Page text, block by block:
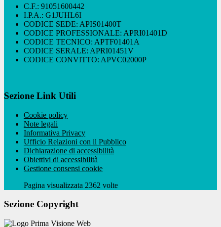
C.F.: 91051600442
I.P.A.: G1JUHL6I
CODICE SEDE: APIS01400T
CODICE PROFESSIONALE: APRI01401D
CODICE TECNICO: APTF01401A
CODICE SERALE: APRI01451V
CODICE CONVITTO: APVC02000P
Sezione Link Utili
Cookie policy
Note legali
Informativa Privacy
Ufficio Relazioni con il Pubblico
Dichiarazione di accessibilità
Obiettivi di accessibilità
Gestione consensi cookie
Pagina visualizzata 2362 volte
Sezione Copyright